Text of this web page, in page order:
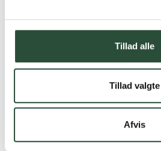
Tillad alle
Tillad valgte
Afvis